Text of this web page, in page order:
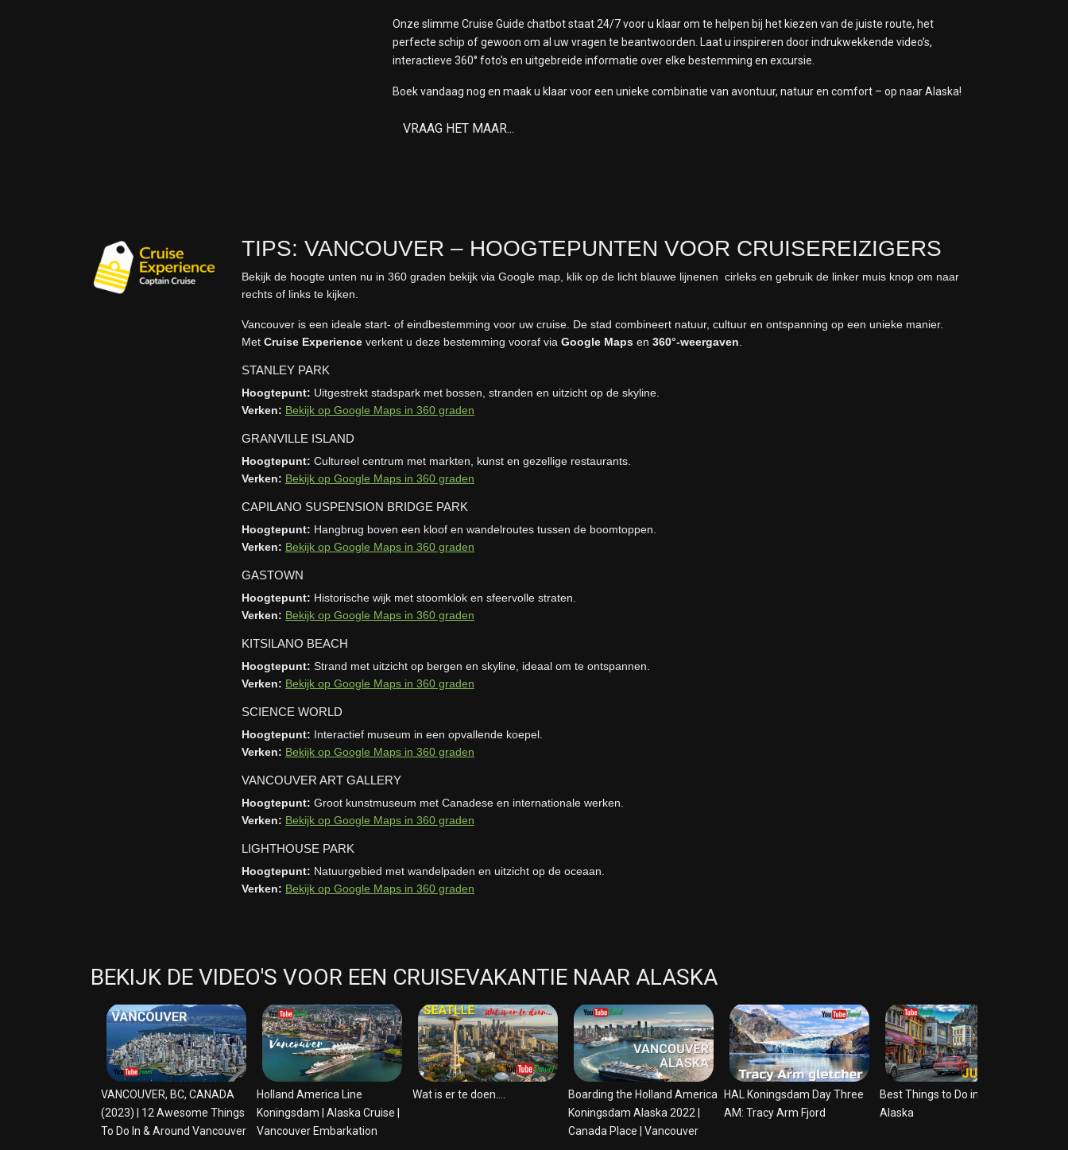
Onze slimme Cruise Guide chatbot staat 24/7 voor u klaar om te helpen bij het kiezen van de juiste route, het
perfecte schip of gewoon om al uw vragen te beantwoorden. Laat u inspireren door indrukwekkende video’s,
interactieve 360° foto's en uitgebreide informatie over elke bestemming en excursie.
Boek vandaag nog en maak u klaar voor een unieke combinatie van avontuur, natuur en comfort – op naar Alaska!
VRAAG HET MAAR...
TIPS: VANCOUVER – HOOGTEPUNTEN VOOR CRUISEREIZIGERS
Bekijk de hoogte unten nu in 360 graden bekijk via Google map, klik op de licht blauwe lijnenen cirleks en gebruik de linker muis knop om naar
rechts of links te kijken.
Vancouver is een ideale start- of eindbestemming voor uw cruise. De stad combineert natuur, cultuur en ontspanning op een unieke manier.
Met Cruise Experience verkent u deze bestemming vooraf via Google Maps en 360°-weergaven
STANLEY PARK
Hoogtepunt: Uitgestrekt stadspark met bossen, stranden en uitzicht op de skyline.
Verken: Bekijk op Google Maps in 360 graden
GRANVILLE ISLAND
Hoogtepunt: Cultureel centrum met markten, kunst en gezellige restaurants.
Verken: Bekijk op Google Maps in 360 graden
CAPILANO SUSPENSION BRIDGE PARK
Hoogtepunt: Hangbrug boven een kloof en wandelroutes tussen de boomtoppen.
Verken: Bekijk op Google Maps in 360 graden
GASTOWN
Hoogtepunt: Historische wijk met stoomklok en sfeervolle straten.
Verken: Bekijk op Google Maps in 360 graden
KITSILANO BEACH
Hoogtepunt: Strand met uitzicht op bergen en skyline, ideaal om te ontspannen.
Verken: Bekijk op Google Maps in 360 graden
SCIENCE WORLD
Hoogtepunt: Interactief museum in een opvallende koepel.
Verken: Bekijk op Google Maps in 360 graden
VANCOUVER ART GALLERY
Hoogtepunt: Groot kunstmuseum met Canadese en internationale werken.
Verken: Bekijk op Google Maps in 360 graden
LIGHTHOUSE PARK
Hoogtepunt: Natuurgebied met wandelpaden en uitzicht op de oceaan.
Verken: Bekijk op Google Maps in 360 graden
BEKIJK DE VIDEO'S VOOR EEN CRUISEVAKANTIE NAAR ALASKA
VANCOUVER, BC, CANADA
(2023) | 12 Awesome Things
To Do In & Around Vancouver
Holland America Line
Koningsdam | Alaska Cruise |
Vancouver Embarkation
Wat is er te doen....
Boarding the Holland America
Koningsdam Alaska 2022 |
Canada Place | Vancouver
HAL Koningsdam Day Three
AM: Tracy Arm Fjord
Best Things to Do in Juneau,
Alaska